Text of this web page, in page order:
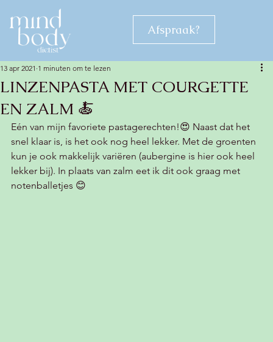
Afspraak?
LINZENPASTA MET COURGETTE
EN ZALM 🍝
13 apr 2021 1 minuten om te lezen
Eén van mijn favoriete pastagerechten!😍 Naast dat het
snel klaar is, is het ook nog heel lekker. Met de groenten
kun je ook makkelijk variëren (aubergine is hier ook heel
lekker bij). In plaats van zalm eet ik dit ook graag met
notenballetjes 😊